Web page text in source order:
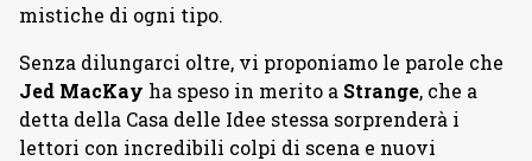
mistiche di ogni tipo.
Senza dilungarci oltre, vi proponiamo le parole che
Jed MacKay ha speso in merito a Strange, che a
detta della Casa delle Idee stessa sorprenderà i
lettori con incredibili colpi di scena e nuovi